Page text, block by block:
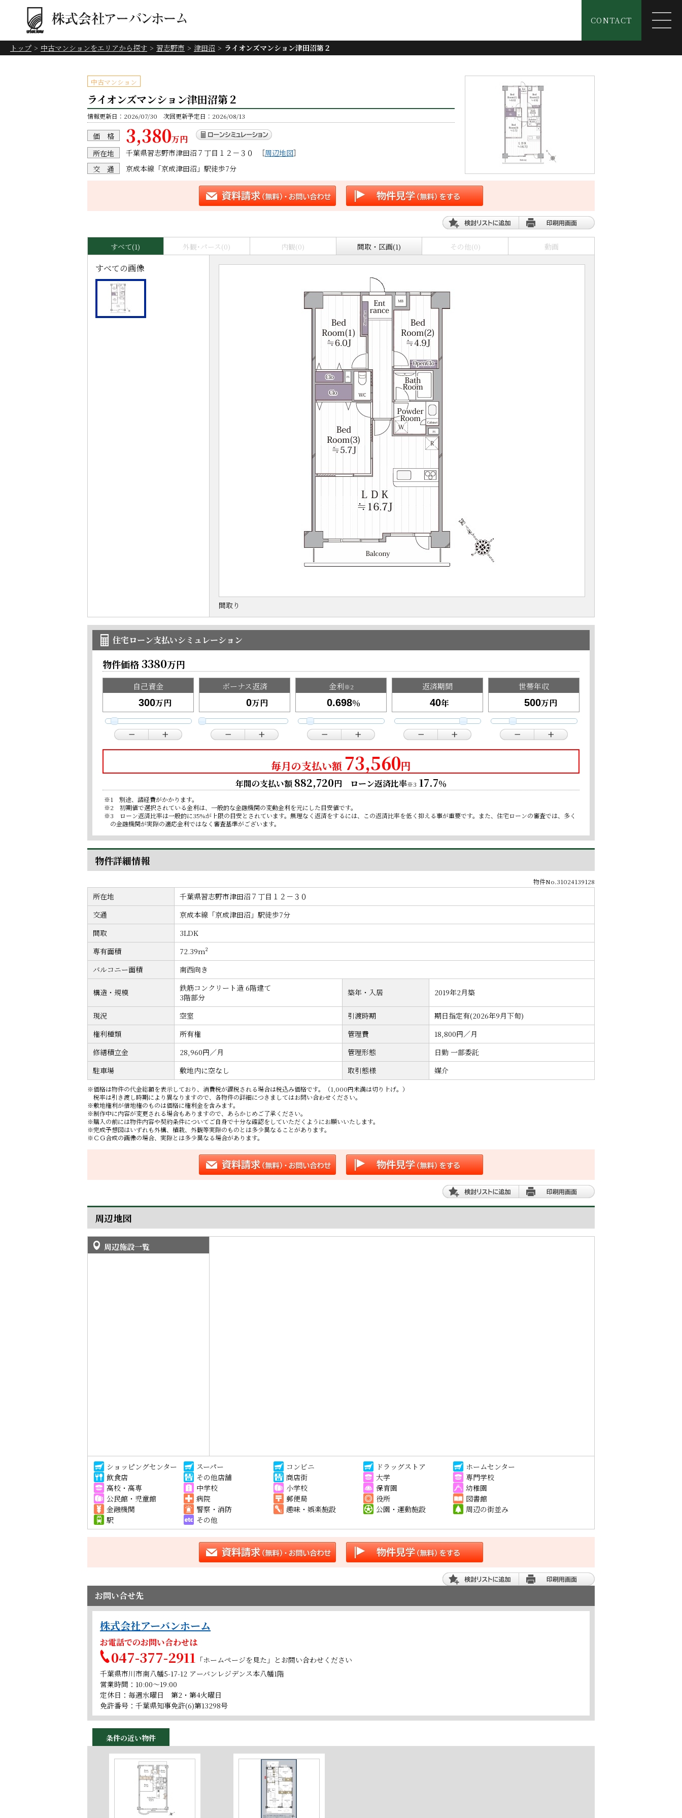
CONTACT
トップ 中古マンションをエリアから探す 習志野市 津田沼 ライオンズマンション津田沼第２
中古マンション
ライオンズマンション津田沼第２
情報更新日：2026/07/30 次回更新予定日：2026/08/13
価 格 3,380万円
所在地 千葉県習志野市津田沼７丁目１２－３０ ［周辺地図］
交 通
京成本線「京成津田沼」駅徒歩7分
すべて(1) 外観･パース(0) 内観(0) 間取・区画(1) その他(0) 動画
すべての画像
間取り
住宅ローン支払いシミュレーション
物件価格3380万円
自己資金
万円
ボーナス返済
万円
金利※2
％
返済期間
年
世帯年収
万円
毎月の支払い額 73,560円
年間の支払い額 882,720円 ローン返済比率※3 17.7％
※1 別途、諸経費がかかります。
※2 初期値で選択されている金利は、一般的な金融機関の変動金利を元にした目安値です。
※3 ローン返済比率は一般的に35%が上限の目安とされています。無理なく返済をするには、この返済比率を低く抑える事が重要です。また、住宅ローンの審査では、多く
の金融機関が実際の適応金利ではなく審査基準がございます。
物件詳細情報
物件No.31024139128
所在地
千葉県習志野市津田沼７丁目１２－３０
交通
京成本線「京成津田沼」駅徒歩7分
間取
3LDK
専有面積
72.39m²
バルコニー面積
南西向き
構造・規模
鉄筋コンクリート造 6階建て
3階部分
築年・入居 2019年2月築
現況 空室 引渡時期
期日指定有(2026年9月下旬)
権利種類
所有権 管理費
18,800円／月
修繕積立金
28,960円／月 管理形態
日勤 一部委託
駐車場
敷地内に空なし 取引態様 媒介
※価格は物件の代金総額を表示しており、消費税が課税される場合は税込み価格です。（1,000円未満は切り上げ。）
税率は引き渡し時期により異なりますので、各物件の詳細につきましてはお問い合わせください。
※敷地権利が借地権のものは価格に権利金を含みます。
※制作中に内容が変更される場合もありますので、あらかじめご了承ください。
※購入の前には物件内容や契約条件についてご自身で十分な確認をしていただくようにお願いいたします。
※完成予想図はいずれも外構、植栽、外観等実際のものとは多少異なることがあります。
※ＣＧ合成の画像の場合、実際とは多少異なる場合があります。
周辺地図
周辺施設一覧
ショッピングセンター スーパー コンビニ ドラッグストア
ホームセンター
飲食店
その他店舗 商店街 大学
専門学校
高校・高専
中学校 小学校 保育園
幼稚園
公民館・児童館
病院 郵便局 役所
図書館
金融機関
警察・消防 趣味・娯楽施設 公園・運動施設
周辺の街並み
駅
その他
お問い合せ先
株式会社アーバンホーム
お電話でのお問い合わせは
047-377-2911
「ホームページを見た」とお問い合わせください
千葉県市川市南八幡5-17-12 アーバンレジデンス本八幡1階
営業時間：10:00～19:00
定休日：毎週水曜日 第2・第4火曜日
免許番号：千葉県知事免許(6)第13298号
条件の近い物件